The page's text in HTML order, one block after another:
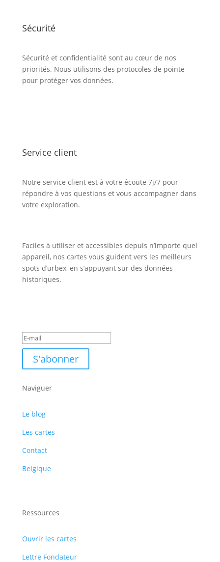
Sécurité
Sécurité et confidentialité sont au cœur de nos
priorités. Nous utilisons des protocoles de pointe
pour protéger vos données.
Service client
Notre service client est à votre écoute 7j/7 pour
répondre à vos questions et vous accompagner dans
votre exploration.
Faciles à utiliser et accessibles depuis n’importe quel
appareil, nos cartes vous guident vers les meilleurs
spots d’urbex, en s’appuyant sur des données
historiques.
S'abonner
Naviguer
Le blog
Les cartes
Contact
Belgique
Ressources
Ouvrir les cartes
Lettre Fondateur